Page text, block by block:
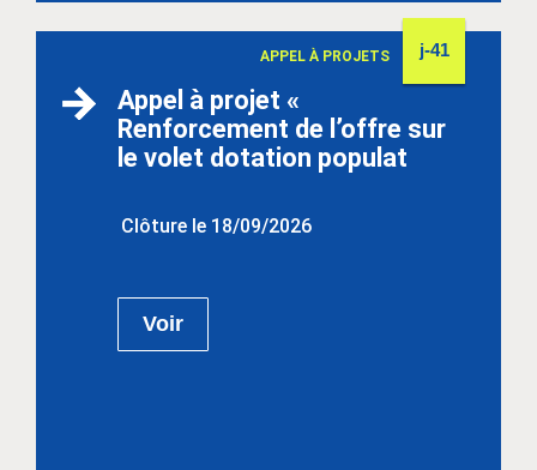
Appel à projet «
Renforcement de l’offre sur
le volet dotation populat
APPEL À PROJETS j-41
Clôture le 18/09/2026
Voir